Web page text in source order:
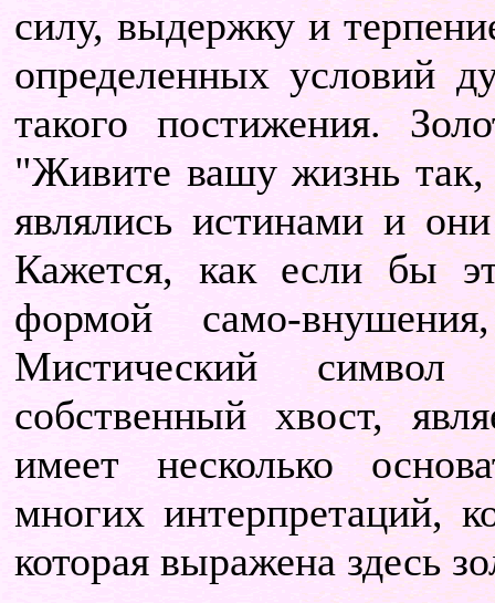
силу, выдержку и
определенных условий
такого постижения.
"Живите вашу жизнь так,
являлись истинами и
Кажется, как если бы
формой само-
Мистический
собственный хвост,
имеет несколько
многих интерпретаций,
которая выражена здесь